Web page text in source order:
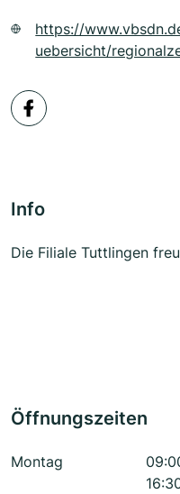
https://
uebersicht/
Info
Die Filiale Tuttlingen
Öffnungszeiten
Montag